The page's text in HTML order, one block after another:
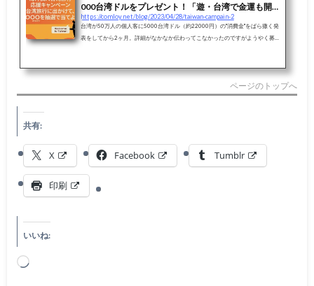
000台湾ドルをプレゼント！「遊・台湾で金運も開
運も狙っちゃおう！～Taiwan the Lucky Land」スタ
ート！抽選参加は事前WEB登録必須
https://comloy.net/blog/2023/04/28/taiwan-campain-2
台湾が50万人の個人客に5000台湾ドル（約22000円）の"消費金"をばら撒く発
表をしてから2ヶ月。詳細がなかなか伝わってこなかったのですがようやく募
てはいかがでしょうか。事前登録が必須で、登録した後QRコードが発行されて
それが抽選券になっていて空港到着時に抽選して当選がわかる、、流れはそん
な感じです。このキャンペーンは2年間で50万人ということなので当選確率自
ページのトップへ
共有:
X Facebook Tumblr
印刷
いいね:
読